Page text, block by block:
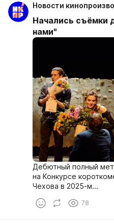
Новости
Начались
нами"
Дебютный полный
на Конкурсе
Чехова в 2025-м...
78